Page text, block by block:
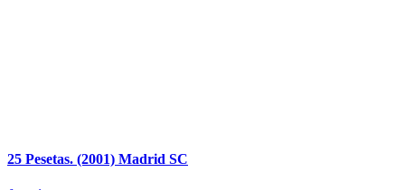
25 Pesetas. (2001) Madrid SC